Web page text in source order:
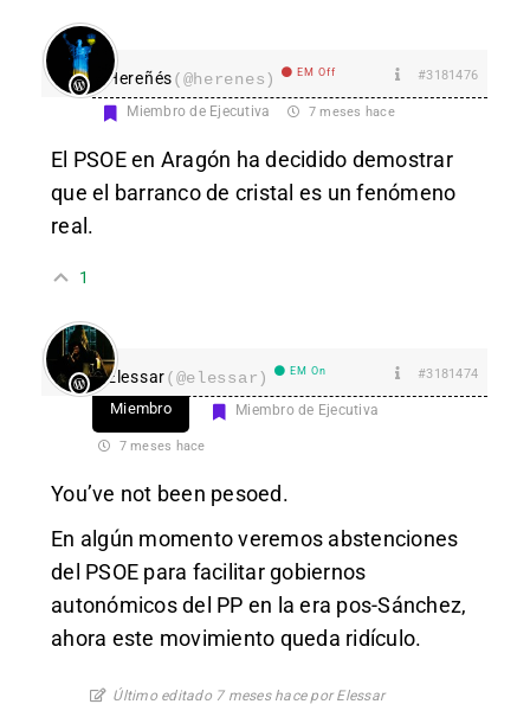
Hereñés(@herenes) EM Off #3181476
Miembro de Ejecutiva 7 meses hace
El PSOE en Aragón ha decidido demostrar
que el barranco de cristal es un fenómeno
real.
1
Elessar(@elessar) EM On #3181474
Miembro Miembro de Ejecutiva
7 meses hace
You’ve not been pesoed.
En algún momento veremos abstenciones
del PSOE para facilitar gobiernos
autonómicos del PP en la era pos-Sánchez,
ahora este movimiento queda ridículo.
Último editado 7 meses hace por Elessar